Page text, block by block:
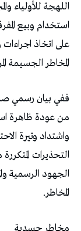
اللهجة للأولياء
استخدام وبيع
على اتخاذ
المخاطر الجسيمة
ففي بيان رسمي
من عودة ظاهرة
واشتداد وتيرة
التحذيرات
الجهود الرسمية
المخاطر.